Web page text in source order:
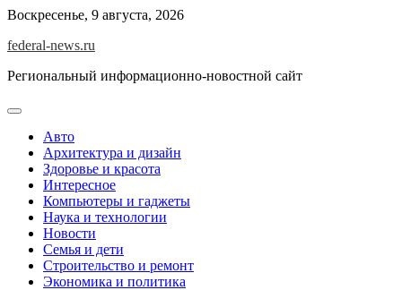
Skip
content
Воскресенье, 9 августа, 2026
federal-news.ru
Региональный информационно-новостной сайт
Авто
Архитектура и дизайн
Здоровье и красота
Интересное
Компьютеры и гаджеты
Наука и технологии
Новости
Семья и дети
Строительство и ремонт
Экономика и политика